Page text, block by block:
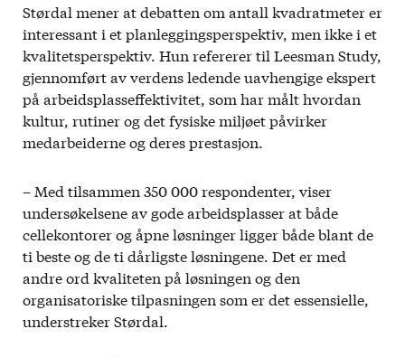
Størdal mener at debatten om antall kvadratmeter er
interessant i et planleggingsperspektiv, men ikke i et
kvalitetsperspektiv. Hun refererer til Leesman Study,
gjennomført av verdens ledende uavhengige ekspert
på arbeidsplasseffektivitet, som har målt hvordan
kultur, rutiner og det fysiske miljøet påvirker
medarbeiderne og deres prestasjon.
– Med tilsammen 350 000 respondenter, viser
undersøkelsene av gode arbeidsplasser at både
cellekontorer og åpne løsninger ligger både blant de
ti beste og de ti dårligste løsningene. Det er med
andre ord kvaliteten på løsningen og den
organisatoriske tilpasningen som er det essensielle,
understreker Størdal.